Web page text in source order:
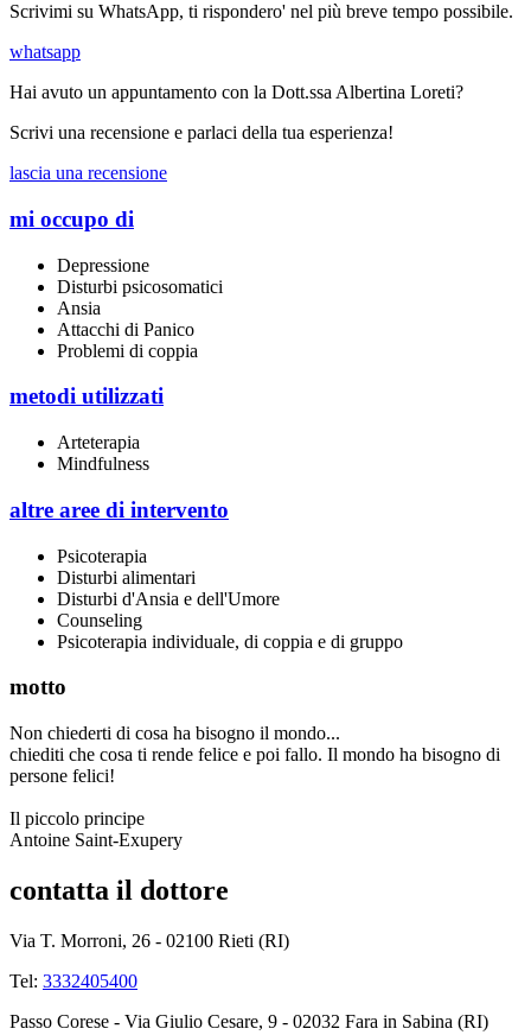
Scrivimi su WhatsApp, ti rispondero' nel più breve tempo possibile.
whatsapp
Hai avuto un appuntamento con la Dott.ssa Albertina Loreti?
Scrivi una recensione e parlaci della tua esperienza!
lascia una recensione
mi occupo di
Depressione
Disturbi psicosomatici
Ansia
Attacchi di Panico
Problemi di coppia
metodi utilizzati
Arteterapia
Mindfulness
altre aree di intervento
Psicoterapia
Disturbi alimentari
Disturbi d'Ansia e dell'Umore
Counseling
Psicoterapia individuale, di coppia e di gruppo
motto
Non chiederti di cosa ha bisogno il mondo...
chiediti che cosa ti rende felice e poi fallo. Il mondo ha bisogno di
persone felici!
Il piccolo principe
Antoine Saint-Exupery
contatta il dottore
Via T. Morroni, 26 - 02100 Rieti (RI)
Tel: 3332405400
Passo Corese - Via Giulio Cesare, 9 - 02032 Fara in Sabina (RI)